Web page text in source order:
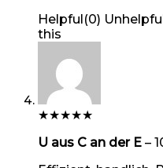
Helpful(0)
this
★★★★★
U aus C an der E –